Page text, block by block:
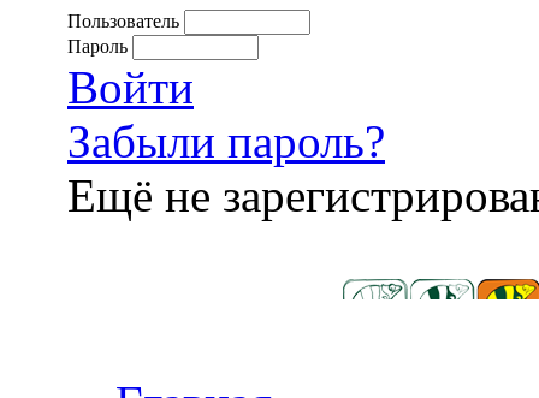
Пользователь
Пароль
Войти
Забыли пароль?
Ещё не